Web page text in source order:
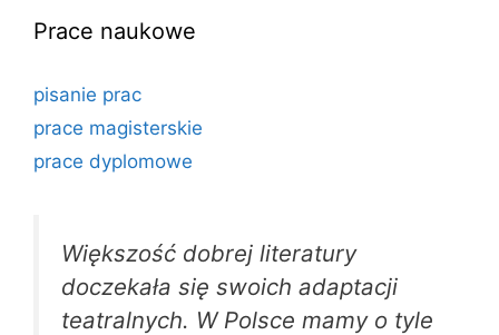
Prace naukowe
pisanie prac
prace magisterskie
prace dyplomowe
Większość dobrej literatury
doczekała się swoich adaptacji
teatralnych. W Polsce mamy o tyle